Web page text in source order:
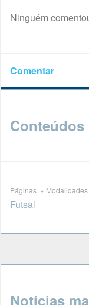
Ninguém
Comentar
Páginas »
Futsal
Notícias